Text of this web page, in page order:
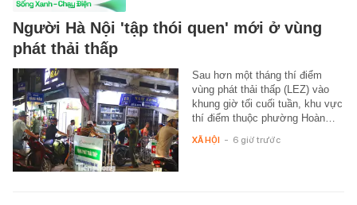
Người Hà Nội 'tập thói quen' mới ở vùng
phát thải thấp
Sau hơn một tháng thí điểm
vùng phát thải thấp (LEZ) vào
khung giờ tối cuối tuần, khu vực
thí điểm thuộc phường Hoàn…
XÃ HỘI - 6 giờ trước